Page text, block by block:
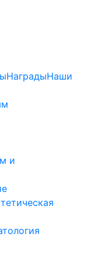
НаградыНаши
и